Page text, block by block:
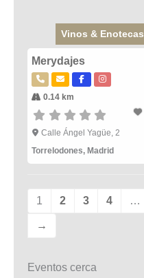
Vinos & Enotecas
Merydajes
0.14 km
Calle Ángel Yagüe, 2
Torrelodones, Madrid
1 2 3 4 …
→
Eventos cerca